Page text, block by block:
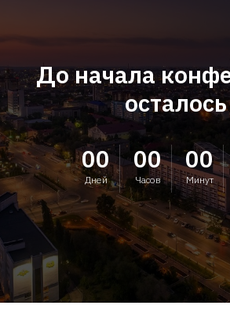
До начала
осталось
00
Дней
00
Часов
00
Минут